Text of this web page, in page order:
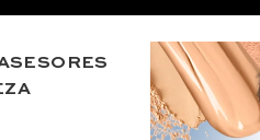
Suero
AM 15 g